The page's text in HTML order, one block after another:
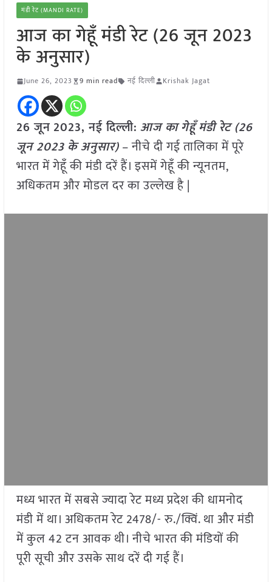
मंडी रेट (MANDI RATE)
आज का गेहूँ मंडी रेट (26 जून 2023
के अनुसार)
June 26, 2023 9 min read नई दिल्ली Krishak Jagat
26 जून 2023, नई दिल्ली: आज का गेहूँमंडी रेट (26
जून 2023 के अनुसार)– नीचे दी गई तालिका में पूरे
भारत में गेहूँ की मंडी दरें हैं। इसमें गेहूँ की न्यूनतम,
अधिकतम और मोडल दर का उल्लेख है |
मध्य भारत में सबसे ज्यादा रेट मध्य प्रदेश की धामनोद
मंडी में था। अधिकतम रेट 2478/- रु./क्विं. था और मंडी
में कुल 42 टन आवक थी। नीचे भारत की मंडियों की
पूरी सूची और उसके साथ दरें दी गई हैं।